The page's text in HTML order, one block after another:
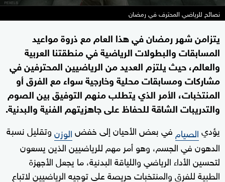
نصائح للرياضي المحترف في رمضان
يتزامن شهر رمضان في هذا العام مع ذروة مواعيد
المسابقات والبطولات الرياضية في منطقتنا العربية
والعالم، حيث يلتزم العديد من الرياضيين المحترفين في
مشاركات ومسابقات محلية وخارجية سواء مع الفرق أو
المنتخبات، الأمر الذي يتطلب منهم التوفيق بين الصوم
والتدريبات الشاقة للحفاظ على جاهزيتهم الفنية والبدنية.
يؤديالصيام في بعض الأحيان إلى خفضالوزنوتقليل نسبة
الدهون في الجسم، وهو أمر مهم للرياضيين الذين يسعون
لتحسين الأداء الرياضي واللياقة البدنية، ما يجعل الأجهزة
الطبية للفرق والمنتخبات حريصة على توجيه الرياضيين لاتباع